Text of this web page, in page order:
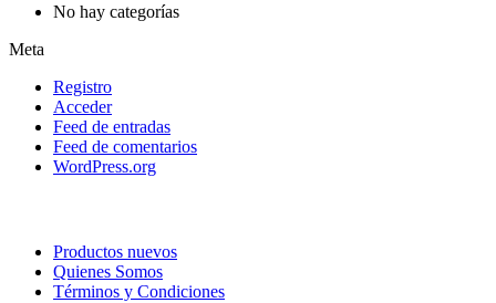
No hay categorías
Meta
Registro
Acceder
Feed de entradas
Feed de comentarios
WordPress.org
Productos nuevos
Quienes Somos
Términos y Condiciones